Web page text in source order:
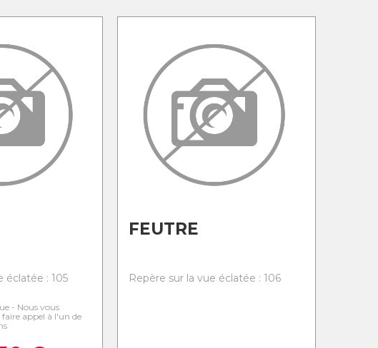
éclatée : 105
- Nous vous
faire appel à l'un de
FEUTRE
Repère sur la vue éclatée : 106